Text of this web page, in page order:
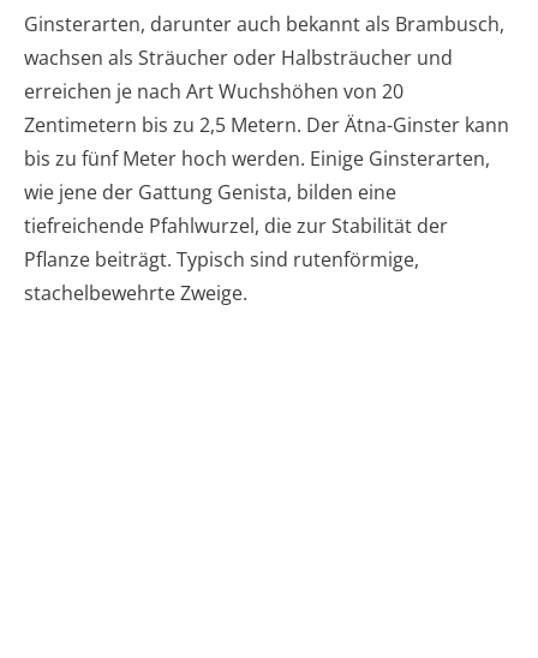
Ginsterarten, darunter auch bekannt als Brambusch,
wachsen als Sträucher oder Halbsträucher und
erreichen je nach Art Wuchshöhen von 20
Zentimetern bis zu 2,5 Metern. Der Ätna-Ginster kann
bis zu fünf Meter hoch werden. Einige Ginsterarten,
wie jene der Gattung Genista, bilden eine
tiefreichende Pfahlwurzel, die zur Stabilität der
Pflanze beiträgt. Typisch sind rutenförmige,
stachelbewehrte Zweige.